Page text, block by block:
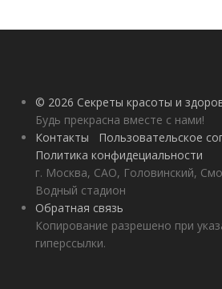
© 2026 Секреты красоты и
Будь прекрасна вместе с нами!
Контакты
Пользовательское
Политика конфидециальности
г. Москва, САО, Головинский,
Водный стадион
Обратная связь
Копирование разрешено при
гиперссылки.